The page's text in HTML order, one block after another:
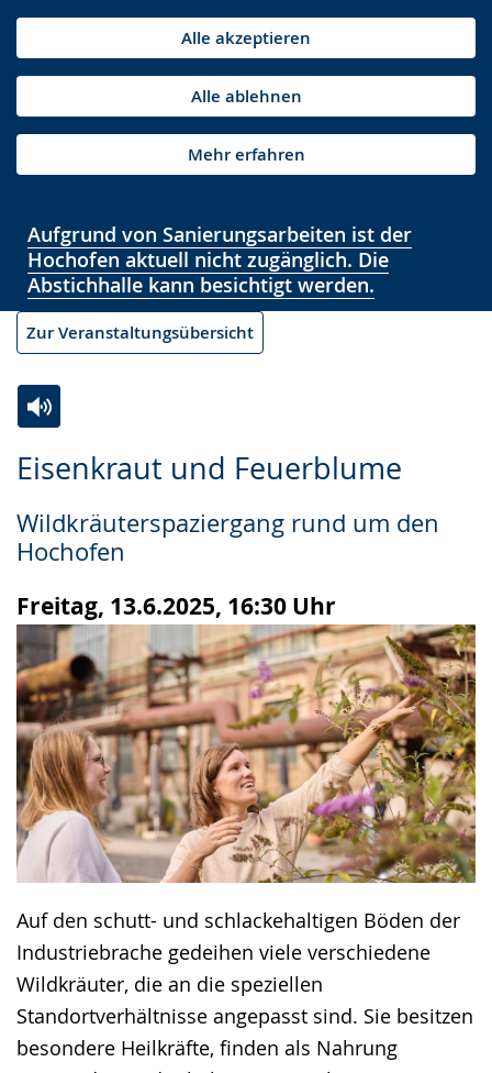
Alle akzeptieren
Alle ablehnen
Mehr erfahren
Aufgrund von Sanierungsarbeiten ist der
Hochofen aktuell nicht zugänglich. Die
Abstichhalle kann besichtigt werden.
Zur Veranstaltungsübersicht
Eisenkraut und Feuerblume
Wildkräuterspaziergang rund um den
Hochofen
Freitag, 13.6.2025, 16:30 Uhr
Auf den schutt- und schlackehaltigen Böden der
Industriebrache gedeihen viele verschiedene
Wildkräuter, die an die speziellen
Standortverhältnisse angepasst sind. Sie besitzen
besondere Heilkräfte, finden als Nahrung
Leichten
wechseln.
Audio-
Video
Deutscher
wird
angezeigt.